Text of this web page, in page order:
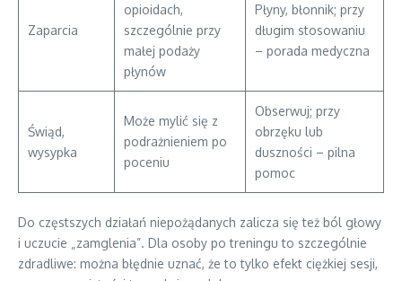
Zaparcia
opioidach,
szczególnie przy
małej podaży
płynów
Płyny, błonnik; przy
długim stosowaniu
– porada medyczna
Świąd,
wysypka
Może mylić się z
podrażnieniem po
poceniu
Obserwuj; przy
obrzęku lub
duszności – pilna
pomoc
Do częstszych działań niepożądanych zalicza się też ból głowy
i uczucie „zamglenia”. Dla osoby po treningu to szczególnie
zdradliwe: można błędnie uznać, że to tylko efekt ciężkiej sesji,